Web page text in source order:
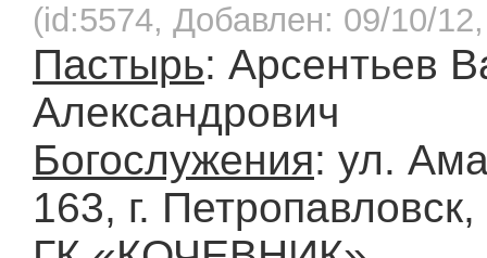
(id:5574, Добавлен: 09/10/
Пастырь: Арсентьев
Александрович
Богослужения: ул.
163, г.